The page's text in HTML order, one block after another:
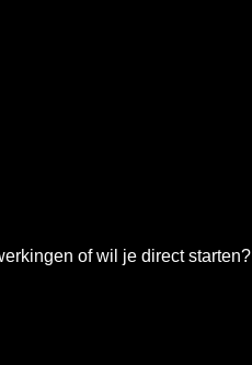
of wil je direct starten?